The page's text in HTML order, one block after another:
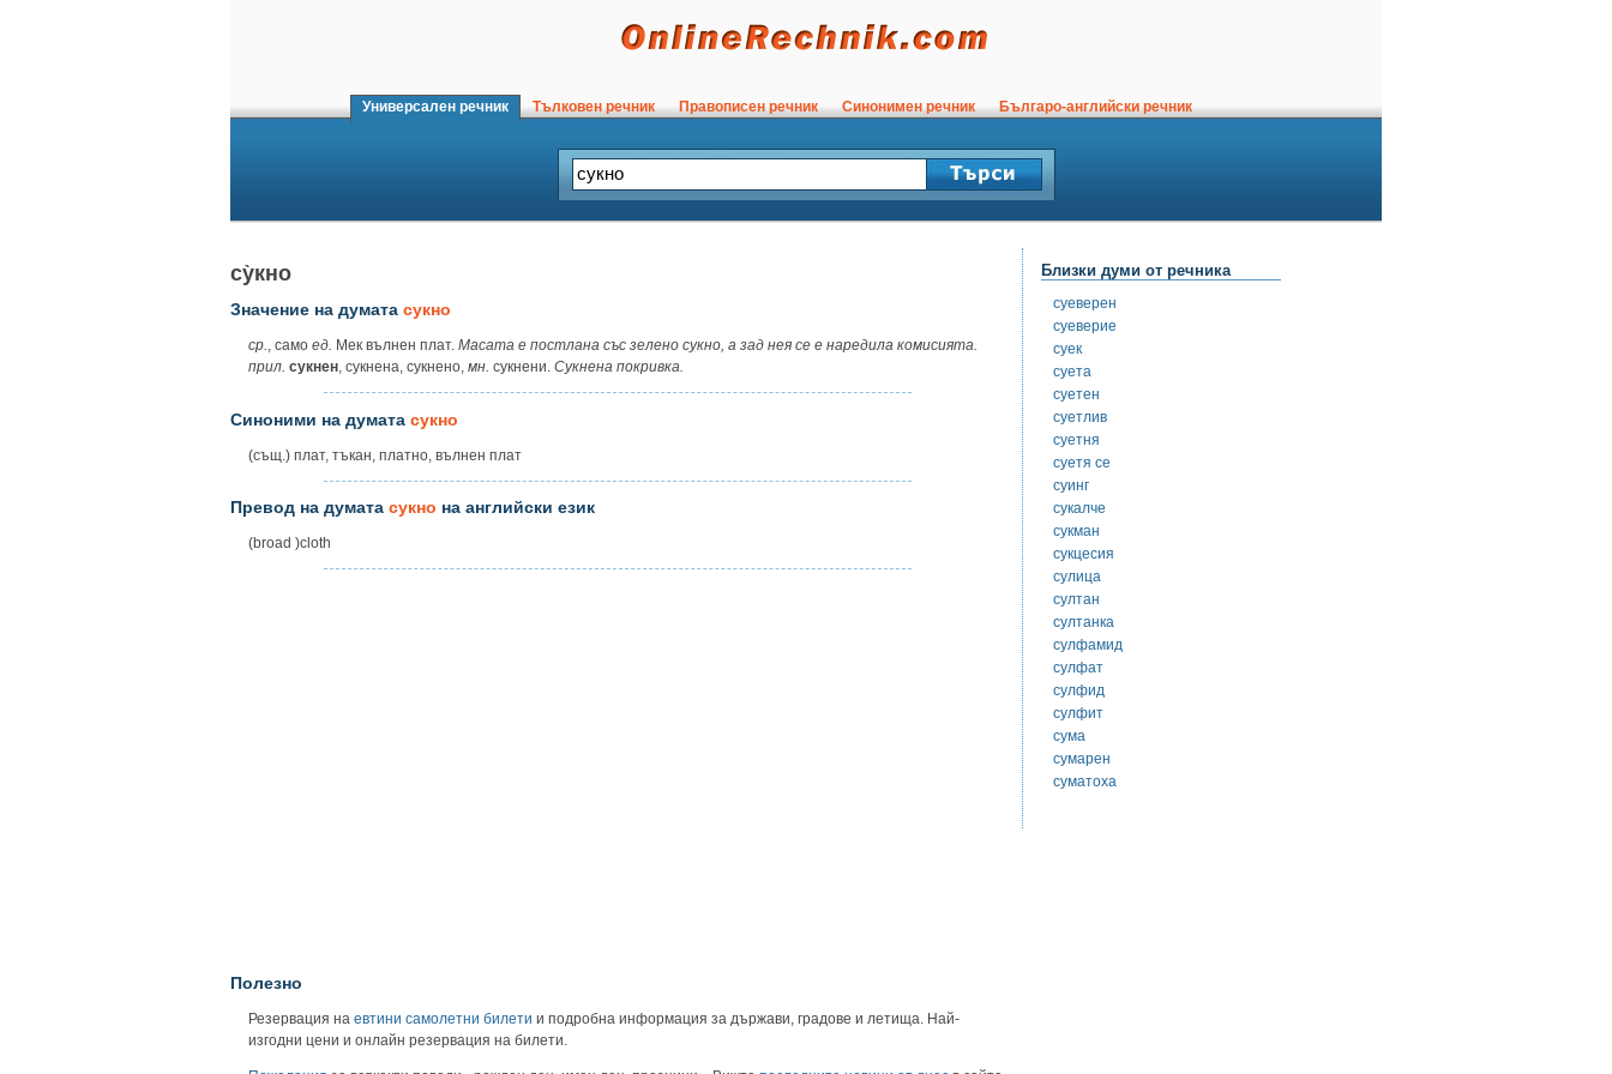
Универсален речник Тълковен речник Правописен речник Синонимен речник Българо-английски речник
су̀кно
Значение на думата сукно
ср., само ед. Мек вълнен плат. Масата е постлана със зелено сукно, а зад нея се е наредила комисията.
прил. сукнен, сукнена, сукнено, мн. сукнени. Сукнена покривка.
Синоними на думата сукно
(същ.) плат, тъкан, платно, вълнен плат
Превод на думата сукно на английски език
(broad )cloth
Полезно
Резервация на евтини самолетни билети и подробна информация за държави, градове и летища. Най-
изгодни цени и онлайн резервация на билети.
Близки думи от речника
суеверен
суеверие
суек
суета
суетен
суетлив
суетня
суетя се
суинг
сукалче
сукман
сукцесия
сулица
султан
султанка
сулфамид
сулфат
сулфид
сулфит
сума
сумарен
суматоха